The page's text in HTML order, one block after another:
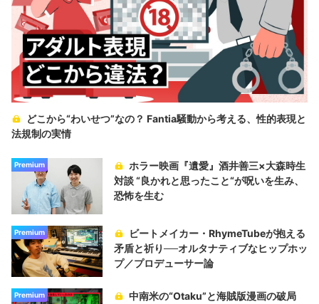
どこから“わいせつ”なの？ Fantia騒動から考える、性的表現と
法規制の実情
Premium
ホラー映画『遺愛』酒井善三×大森時生
対談 “良かれと思ったこと“が呪いを生み、
恐怖を生む
Premium
ビートメイカー・RhymeTubeが抱える
矛盾と祈り──オルタナティブなヒップホッ
プ／プロデューサー論
Premium
中南米の“Otaku”と海賊版漫画の破局